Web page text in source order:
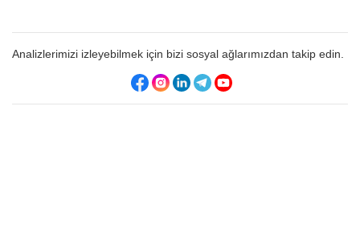
Analizlerimizi izleyebilmek için bizi sosyal ağlarımızdan takip edin.